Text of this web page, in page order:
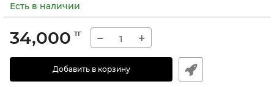
Есть в наличии
34,000 тг − +
Добавить в корзину